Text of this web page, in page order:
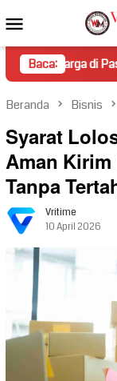
ke
kontenMobile
Baca:
di Pasaman Tanpa
Beranda Bisnis
Syarat
Aman Kirim
Tanpa
Vritime
10 April 2026